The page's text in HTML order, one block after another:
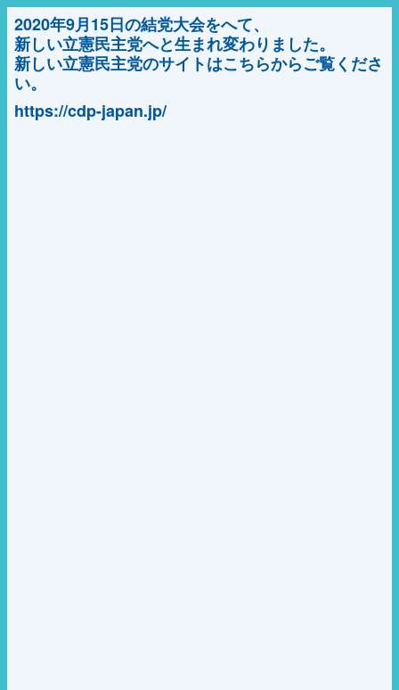
2020年9月15日の結党大会をへて、
新しい立憲民主党へと生まれ変わりました。
新しい立憲民主党のサイトはこちらからご覧くださ
い。
https://cdp-japan.jp/